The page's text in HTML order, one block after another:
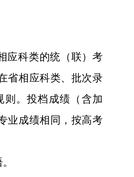
应科类的统（联）考
省相应科类、批次录
。投档成绩（含加
业成绩相同，按高考